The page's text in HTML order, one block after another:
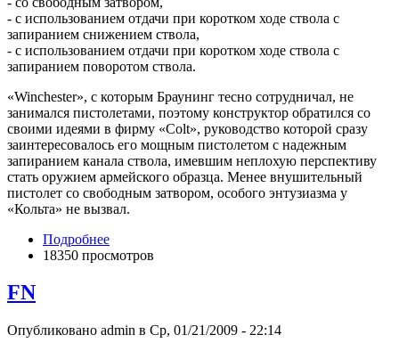
- с использованием отдачи при коротком ходе ствола с
запиранием снижением ствола,
- с использованием отдачи при коротком ходе ствола с
запиранием поворотом ствола.
«Winchester», с которым Браунинг тесно сотрудничал, не
занимался пистолетами, поэтому конструктор обратился со
своими идеями в фирму «Colt», руководство которой сразу
заинтересовалось его мощным пистолетом с надежным
запиранием канала ствола, имевшим неплохую перспективу
стать оружием армейского образца. Менее внушительный
пистолет со свободным затвором, особого энтузиазма у
«Кольта» не вызвал.
Подробнее
18350 просмотров
FN
Опубликовано admin в Ср, 01/21/2009 - 22:14